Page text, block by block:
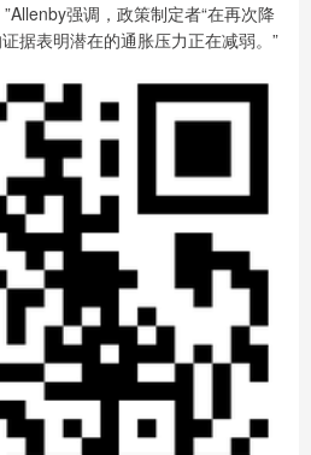
强调，政策制定者“在再次降
据表明潜在的通胀压力正在减弱。”